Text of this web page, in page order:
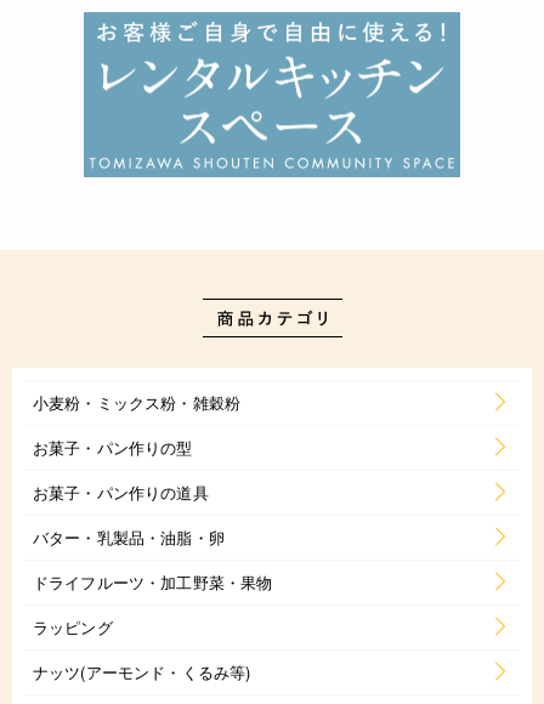
小麦粉・ミックス粉・雑穀粉
お菓子・パン作りの型
お菓子・パン作りの道具
バター・乳製品・油脂・卵
ドライフルーツ・加工野菜・果物
ラッピング
ナッツ(アーモンド・くるみ等)